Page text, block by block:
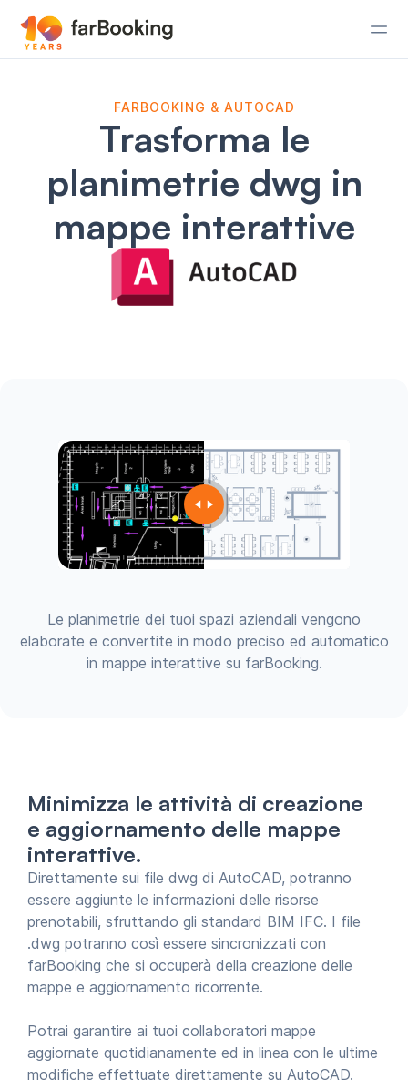
FARBOOKING & AUTOCAD
Trasforma le
planimetrie dwg in
mappe interattive
Le planimetrie dei tuoi spazi aziendali vengono
elaborate e convertite in modo preciso ed automatico
in mappe interattive su farBooking.
Minimizza le attività di creazione
e aggiornamento delle mappe
interattive.
Direttamente sui file dwg di AutoCAD, potranno
essere aggiunte le informazioni delle risorse
prenotabili, sfruttando gli standard BIM IFC. I file
.dwg potranno così essere sincronizzati con
farBooking che si occuperà della creazione delle
mappe e aggiornamento ricorrente.
Potrai garantire ai tuoi collaboratori mappe
aggiornate quotidianamente ed in linea con le ultime
modifiche effettuate direttamente su AutoCAD.